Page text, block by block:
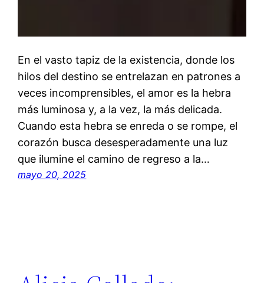
En el vasto tapiz de la existencia, donde los
hilos del destino se entrelazan en patrones a
veces incomprensibles, el amor es la hebra
más luminosa y, a la vez, la más delicada.
Cuando esta hebra se enreda o se rompe, el
corazón busca desesperadamente una luz
que ilumine el camino de regreso a la…
mayo 20, 2025